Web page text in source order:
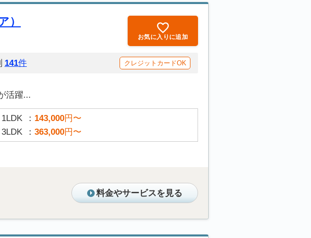
）
お気に入りに追加
141件 クレジットカードOK
活躍...
1LDK 143,000円〜
3LDK 363,000円〜
料金やサービスを見る